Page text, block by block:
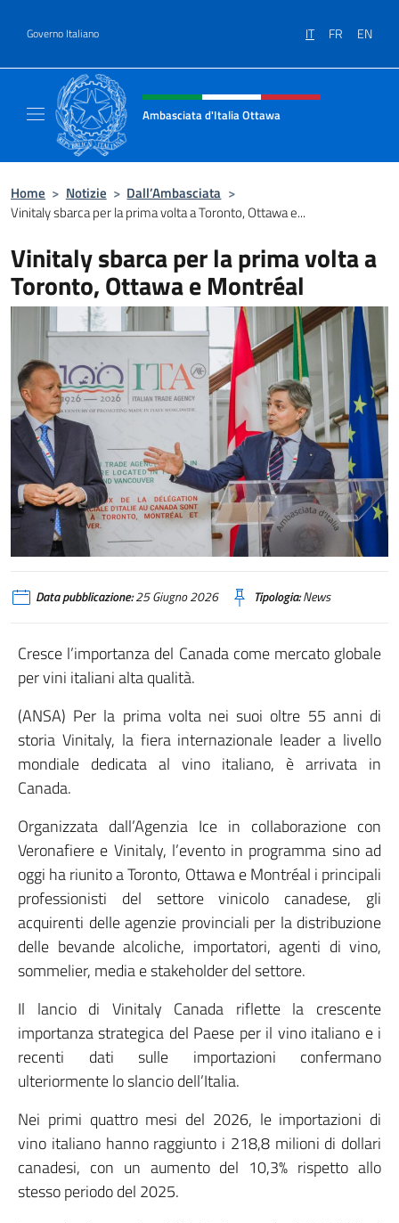
Governo Italiano IT FR EN
Intestazione sito, social e menù
Ambasciata d'Italia Ottawa
Home > Notizie > Dall’Ambasciata >
Vinitaly sbarca per la prima volta a Toronto, Ottawa e...
Vinitaly sbarca per la prima volta a
Toronto, Ottawa e Montréal
Data pubblicazione:25 Giugno 2026 Tipologia:News
Cresce l’importanza del Canada come mercato globale
per vini italiani alta qualità.
(ANSA) Per la prima volta nei suoi oltre 55 anni di
storia Vinitaly, la fiera internazionale leader a livello
mondiale dedicata al vino italiano, è arrivata in
Canada.
Organizzata dall’Agenzia Ice in collaborazione con
Veronafiere e Vinitaly, l’evento in programma sino ad
oggi ha riunito a Toronto, Ottawa e Montréal i principali
professionisti del settore vinicolo canadese, gli
acquirenti delle agenzie provinciali per la distribuzione
delle bevande alcoliche, importatori, agenti di vino,
sommelier, media e stakeholder del settore.
Il lancio di Vinitaly Canada riflette la crescente
importanza strategica del Paese per il vino italiano e i
recenti dati sulle importazioni confermano
ulteriormente lo slancio dell’Italia.
Nei primi quattro mesi del 2026, le importazioni di
vino italiano hanno raggiunto i 218,8 milioni di dollari
canadesi, con un aumento del 10,3% rispetto allo
stesso periodo del 2025.